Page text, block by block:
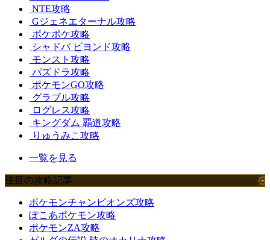
NTE攻略
Gジェネエターナル攻略
ポケポケ攻略
シャドバ ビヨンド攻略
モンスト攻略
パズドラ攻略
ポケモンGO攻略
グラブル攻略
ログレス攻略
キングダム 覇道攻略
りゅうみこ攻略
一覧を見る
注目の攻略記事
ポケモンチャンピオンズ攻略
ぽこあポケモン攻略
ポケモンZA攻略